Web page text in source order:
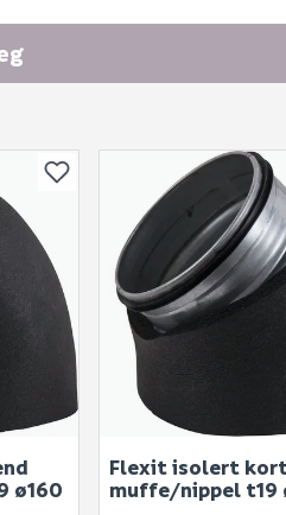
Skjule spørsmålet for andre?
SEND INN SPØRSMÅL
og svaret vil bli vist
Ingen spørsmål enda. Bli
ø160
Flexit isolert
muffe/nippel t19